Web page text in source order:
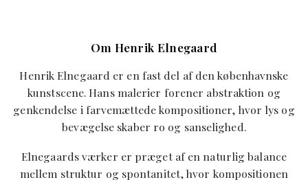
Om Henrik Elnegaard
Henrik Elnegaard er en fast del af den københavnske
kunstscene. Hans malerier forener abstraktion og
genkendelse i farvemættede kompositioner, hvor lys og
bevægelse skaber ro og sanselighed.
Elnegaards værker er præget af en naturlig balance
mellem struktur og spontanitet, hvor kompositionen